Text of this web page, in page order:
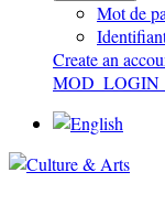
Mot de
Create an